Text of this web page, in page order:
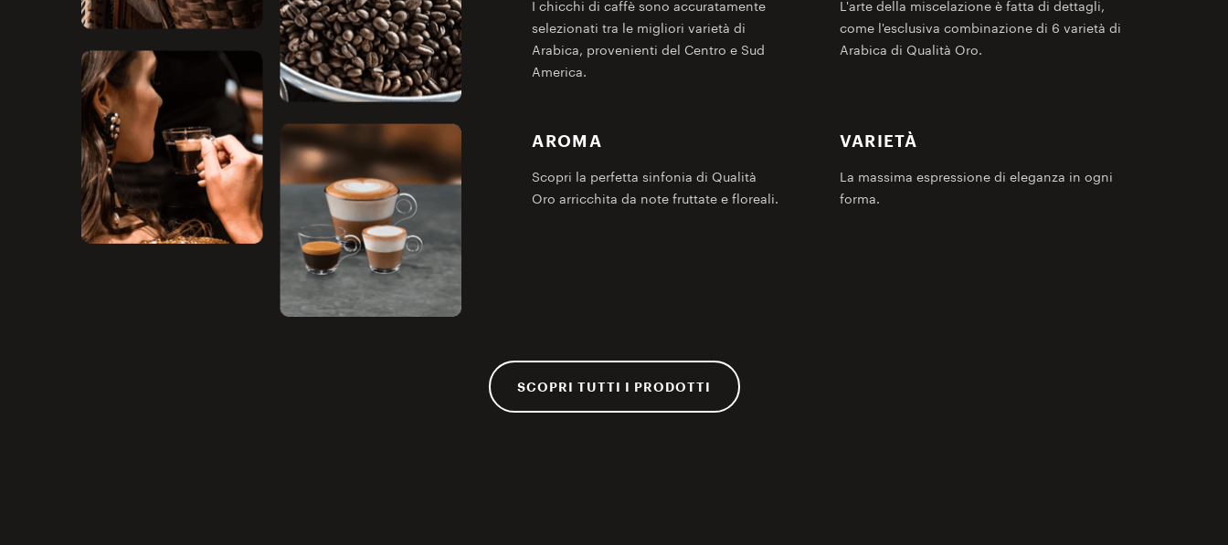
I chicchi di caffè sono accuratamente
selezionati tra le migliori varietà di
Arabica, provenienti del Centro e Sud
America.
AROMA
Scopri la perfetta sinfonia di Qualità
Oro arricchita da note fruttate e floreali.
L'arte della miscelazione è fatta di dettagli,
come l'esclusiva combinazione di 6 varietà di
Arabica di Qualità Oro.
VARIETÀ
La massima espressione di eleganza in ogni
forma.
SCOPRI TUTTI I PRODOTTI